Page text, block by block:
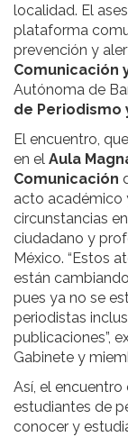
localidad. El
plataforma
prevención y
Comunicación
Autónoma de
de Periodismo
El encuentro,
en el Aula
Comunicación
acto académico
circunstancias
ciudadano y
México. “Estos
están
pues ya no se
periodistas
publicaciones”,
Gabinete y
Así, el encuentro
estudiantes de
conocer y